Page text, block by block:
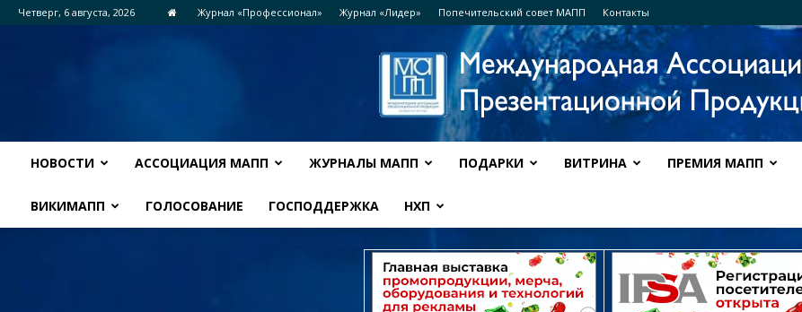
Четверг, 6 августа, 2026 Журнал «Профессионал» Журнал «Лидер» Попечительский совет МАПП Контакты
НОВОСТИ АССОЦИАЦИЯ МАПП ЖУРНАЛЫ МАПП ПОДАРКИ ВИТРИНА ПРЕМИЯ МАПП
ВИКИМАПП ГОЛОСОВАНИЕ ГОСПОДДЕРЖКА НХП